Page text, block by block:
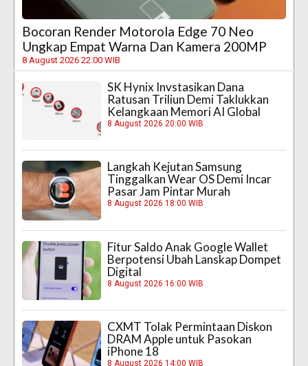
Bocoran Render Motorola Edge 70 Neo
Ungkap Empat Warna Dan Kamera 200MP
8 August 2026 22:00 WIB
SK Hynix Invstasikan Dana
Ratusan Triliun Demi Taklukkan
Kelangkaan Memori AI Global
8 August 2026 20:00 WIB
Langkah Kejutan Samsung
Tinggalkan Wear OS Demi Incar
Pasar Jam Pintar Murah
8 August 2026 18:00 WIB
Fitur Saldo Anak Google Wallet
Berpotensi Ubah Lanskap Dompet
Digital
8 August 2026 16:00 WIB
CXMT Tolak Permintaan Diskon
DRAM Apple untuk Pasokan
iPhone 18
8 August 2026 14:00 WIB